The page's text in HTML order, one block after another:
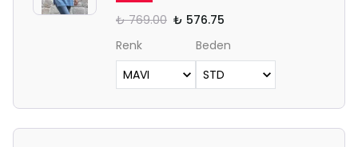
₺ 769.00 ₺ 576.75
Renk
Beden